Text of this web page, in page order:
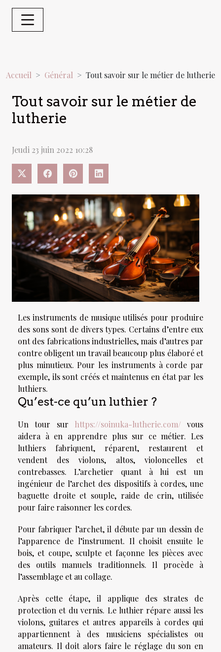
Accueil Général Tout savoir sur le métier de lutherie
Tout savoir sur le métier de
lutherie
Jeudi 23 juin 2022 10:28
Les instruments de musique utilisés pour produire
des sons sont de divers types. Certains d’entre eux
ont des fabrications industrielles, mais d’autres par
contre obligent un travail beaucoup plus élaboré et
plus minutieux. Pour les instruments à corde par
exemple, ils sont créés et maintenus en état par les
luthiers.
Qu’est-ce qu’un luthier ?
Un tour sur https://soinuka-lutherie.com/ vous
aidera à en apprendre plus sur ce métier. Les
luthiers fabriquent, réparent, restaurent et
vendent des violons, altos, violoncelles et
contrebasses. L’archetier quant à lui est un
ingénieur de l’archet des dispositifs à cordes, une
baguette droite et souple, raide de crin, utilisée
pour faire raisonner les cordes.
Pour fabriquer l’archet, il débute par un dessin de
l’apparence de l’instrument. Il choisit ensuite le
bois, et coupe, sculpte et façonne les pièces avec
des outils manuels traditionnels. Il procède à
l’assemblage et au collage.
Après cette étape, il applique des strates de
protection et du vernis. Le luthier répare aussi les
violons, guitares et autres appareils à cordes qui
appartiennent à des musiciens spécialistes ou
amateurs. Il doit alors faire le réglage du son en